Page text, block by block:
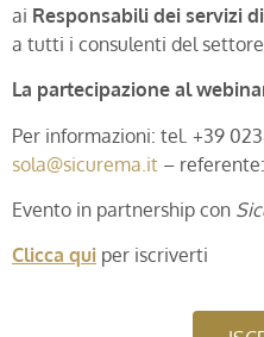
ai Responsabili dei servizi
a tutti i consulenti del settore.
La partecipazione al
Per informazioni: tel. +39
sola@sicurema.it –
Evento in partnership con
Clicca qui per iscriverti